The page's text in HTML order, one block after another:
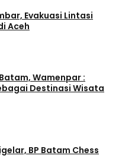
Evakuasi Lintasi
Aceh
Batam, Wamenpar :
Destinasi Wisata
BP Batam Chess